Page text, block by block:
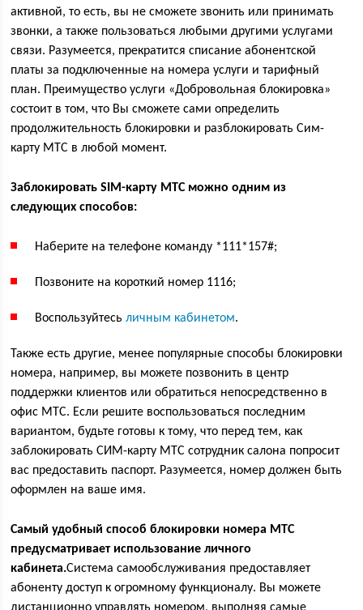
активной, то есть, вы не сможете звонить или принимать
звонки, а также пользоваться любыми другими услугами
связи. Разумеется, прекратится списание абонентской
платы за подключенные на номера услуги и тарифный
план. Преимущество услуги «Добровольная блокировка»
состоит в том, что Вы сможете сами определить
продолжительность блокировки и разблокировать Сим-
карту МТС в любой момент.
Заблокировать SIM-карту МТС можно одним из
следующих способов:
Наберите на телефоне команду *111*157#;
Позвоните на короткий номер 1116;
Воспользуйтесь личным кабинетом.
Также есть другие, менее популярные способы блокировки
номера, например, вы можете позвонить в центр
поддержки клиентов или обратиться непосредственно в
офис МТС. Если решите воспользоваться последним
вариантом, будьте готовы к тому, что перед тем, как
заблокировать СИМ-карту МТС сотрудник салона попросит
вас предоставить паспорт. Разумеется, номер должен быть
оформлен на ваше имя.
Самый удобный способ блокировки номера МТС
предусматривает использование личного
кабинета.Система самообслуживания предоставляет
абоненту доступ к огромному функционалу. Вы можете